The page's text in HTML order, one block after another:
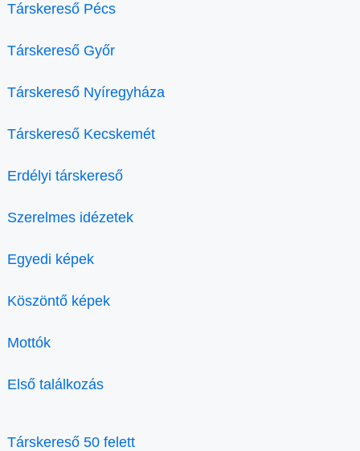
Társkereső Pécs
Társkereső Győr
Társkereső Nyíregyháza
Társkereső Kecskemét
Erdélyi társkereső
Szerelmes idézetek
Egyedi képek
Köszöntő képek
Mottók
Első találkozás
Társkereső 50 felett